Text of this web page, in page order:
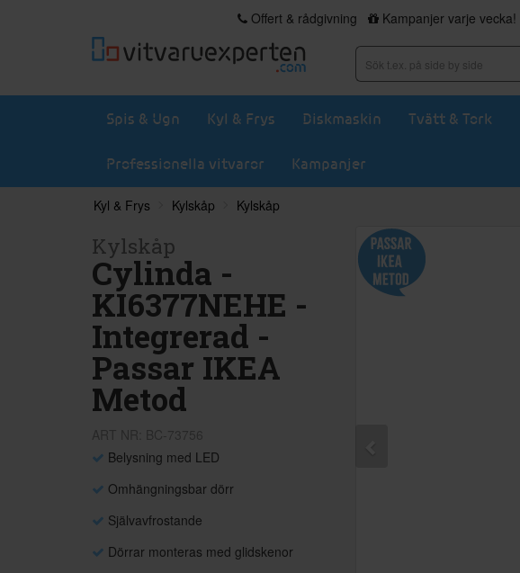
Offert & rådgivning Kampanjer varje vecka!
Spis & Ugn Kyl & Frys Diskmaskin Tvätt & Tork
Professionella vitvaror Kampanjer
Kyl & Frys Kylskåp Kylskåp
Kylskåp
Cylinda -
KI6377NEHE -
Integrerad -
Passar IKEA
Metod
Belysning med LED
Omhängningsbar dörr
Självavfrostande
Dörrar monteras med glidskenor